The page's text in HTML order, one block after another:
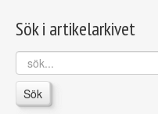
Sök i artikelarkivet
sök...
Sök